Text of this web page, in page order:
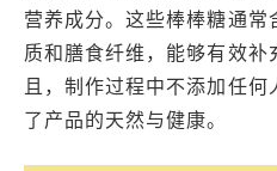
营养成分。这些棒棒糖通
质和膳食纤维，能够有效
且，制作过程中不添加任
了产品的天然与健康。